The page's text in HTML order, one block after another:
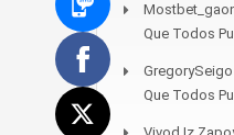
Que Todos
GregorySeigo
Que Todos